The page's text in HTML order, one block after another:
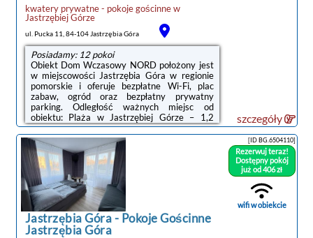
kwatery prywatne - pokoje gościnnew
Jastrzębiej Górze
ul. Pucka 11, 84-104 Jastrzębia Góra
Posiadamy: 12 pokoi
Obiekt Dom Wczasowy NORD położony jest
w miejscowości Jastrzębia Góra w regionie
pomorskie i oferuje bezpłatne Wi-Fi, plac
zabaw, ogród oraz bezpłatny prywatny
parking. Odległość ważnych miejsc od
obiektu: Plaża w Jastrzębiej Górze – 1,2
km.W obiekcie zapewniono telewizor z
płaskim ekranem oraz prywatną łazienkę z
bezpłatnym zestawem kosmetyków,
suszarką do włosów i prysznicem. W
niektórych opcjach zakwaterowania
zapewniono także kuchnię z mikrofalówką i
płytą kuchenną.Na miejscu serwowane jest
śniadanie w formie bufetu.Na terenie obiektu
Dom Wczasowy NORD dostępny ...
szczegóły
Jastrzębia Góra- Pokoje Gościnne
Jastrzębia Góra
[ID BG.6504110]
Rezerwuj teraz!
Dostępny pokój
już od 406 zł
wifi w obiekcie